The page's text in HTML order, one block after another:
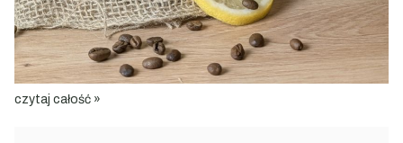
czytaj całość »